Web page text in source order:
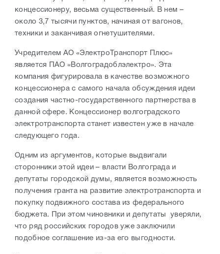
концессионеру, весьма существенный. В нем –
около 3,7 тысячи пунктов, начиная от вагонов,
техники и заканчивая огнетушителями.
Учредителем АО «ЭлектроТранспорт Плюс»
является ПАО «Волгоградоблэлектро». Эта
компания фигурировала в качестве возможного
концессионера с самого начала обсуждения идеи
создания частно-государственного партнерства в
данной сфере. Концессионер волгоградского
электротранспорта станет известен уже в начале
следующего года.
Одним из аргументов, которые выдвигали
сторонники этой идеи – власти Волгограда и
депутаты городской думы, является возможность
получения гранта на развитие электротранспорта и
покупку подвижного состава из федерального
бюджета. При этом чиновники и депутаты уверяли,
что ряд российских городов уже заключили
подобное соглашение из-за его выгодности.